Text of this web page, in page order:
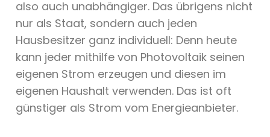
also auch unabhängiger. Das übrigens nicht
nur als Staat, sondern auch jeden
Hausbesitzer ganz individuell: Denn heute
kann jeder mithilfe von Photovoltaik seinen
eigenen Strom erzeugen und diesen im
eigenen Haushalt verwenden. Das ist oft
günstiger als Strom vom Energieanbieter.